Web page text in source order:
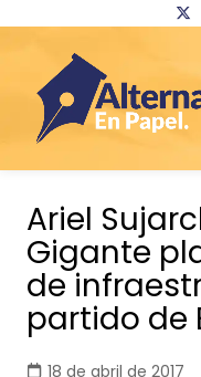
contenido
Ariel
Gigante
de
partido de
18 de abril de 2017